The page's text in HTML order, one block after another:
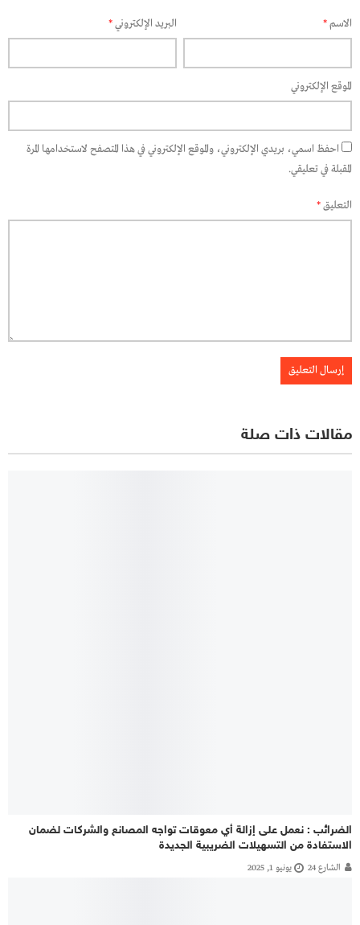
الاسم* البريد الإلكتروني*
الموقع الإلكتروني
احفظ اسمي، بريدي الإلكتروني، والموقع الإلكتروني في هذا المتصفح لاستخدامها المرة
المقبلة في تعليقي.
التعليق*
مقالات ذات صلة
الضرائب : نعمل على إزالة أي معوقات تواجه المصانع والشركات لضمان
الاستفادة من التسهيلات الضريبية الجديدة
الشارع 24 يونيو 1, 2025